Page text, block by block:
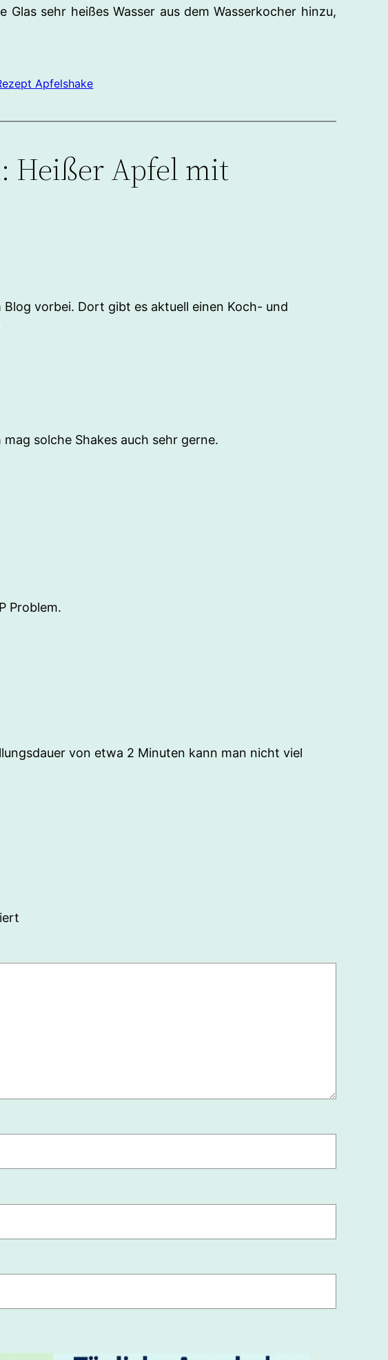
sehr heißes Wasser aus dem Wasserkocher hinzu,
Apfelshake
Heißer Apfel mit
vorbei. Dort gibt es aktuell einen Koch- und
solche Shakes auch sehr gerne.
Problem.
von etwa 2 Minuten kann man nicht viel